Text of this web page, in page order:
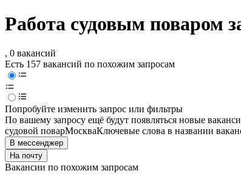
Работа судовым поваром
, 0 вакансий
Есть 157 вакансий по похожим запросам
Попробуйте изменить запрос или фильтры
По вашему запросу ещё будут появляться новые
судовой поварМоскваКлючевые слова в названии
В мессенджер
На почту
Вакансии по похожим запросам